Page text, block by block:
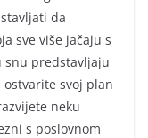
da
sve više jačaju s
snu predstavljaju
svoj plan
neku
s poslovnom